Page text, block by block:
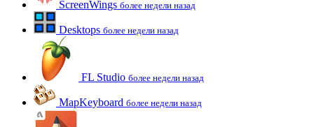
ScreenWings более недели назад
Desktops более недели назад
FL Studio более недели назад
MapKeyboard более недели назад